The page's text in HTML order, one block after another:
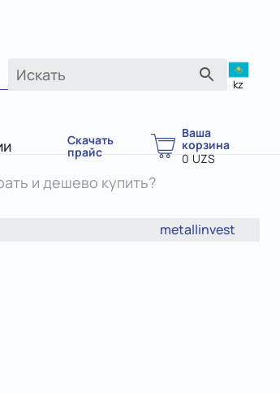
kz
Скачать
прайс
Ваша
корзина
0 UZS
и дешево купить?
metallinvest